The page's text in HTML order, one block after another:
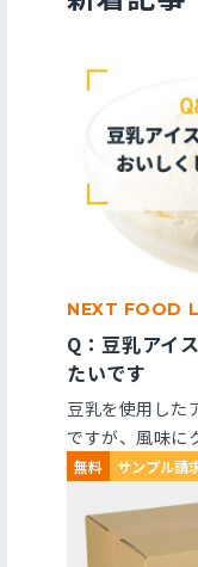
NEXT FOOD
Q：豆乳アイ
たいです
豆乳を使用した
ですが、風味に
くなりません
無料 サンプル請